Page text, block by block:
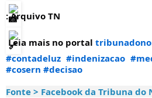
: Arquivo TN
Leia mais no portal
#contadeluz #indenizacao
#cosern #decisao
Fonte > Facebook da Tribuna do